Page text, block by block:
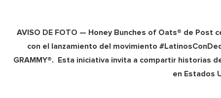
AVISO DE FOTO — Honey Bunches of Oats® de Post
con el lanzamiento del movimiento
GRAMMY®. Esta iniciativa invita a compartir historias
en Estados